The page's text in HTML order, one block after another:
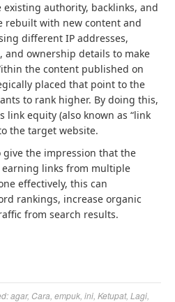
authority, backlinks, and
rebuilt with new content and
different IP addresses,
and ownership details to make
the content published on
placed that point to the
to rank higher. By doing this,
link equity (also known as “link
the target website.
give the impression that the
links from multiple
effectively, this can
rankings, increase organic
from search results.
agar, Cara empuk ini Ketupat, Lagi